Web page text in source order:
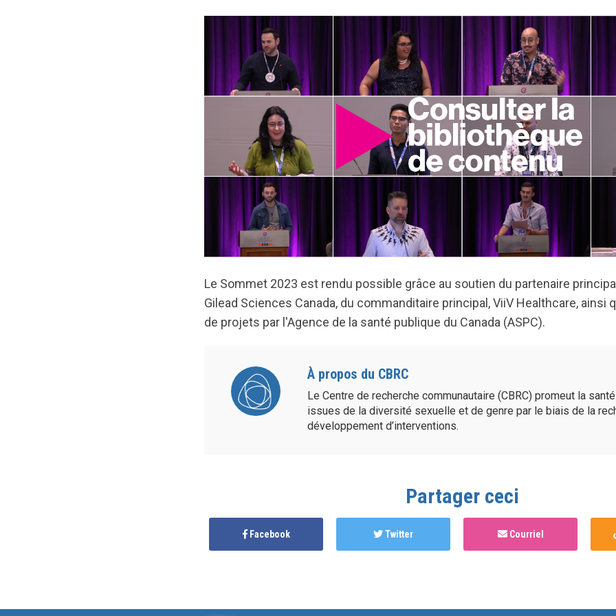
Le Sommet 2023 est rendu possible grâce au soutien du partenaire
Gilead Sciences Canada, du commanditaire principal, ViiV Healthcare, ainsi
de projets par l'Agence de la santé publique du Canada (ASPC).
À propos du CBRC
Le Centre de recherche communautaire (CBRC) promeut la
issues de la diversité sexuelle et de genre par le biais de la
développement d’interventions.
Partager ceci
Facebook Twitter Courriel